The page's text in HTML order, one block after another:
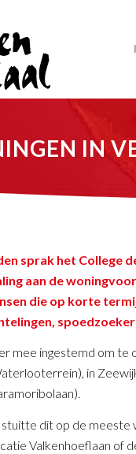
IN
sprak het College
aan de
die op korte
mee ingestemd om
in
dit op de meeste
Valkenhoeflaan of